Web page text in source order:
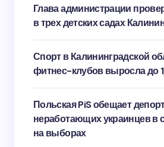
Глава администрации
в трех детских садах
Спорт в Калининградской
фитнес-клубов выросла до
Польская PiS обещает
неработающих украинцев в
на выборах